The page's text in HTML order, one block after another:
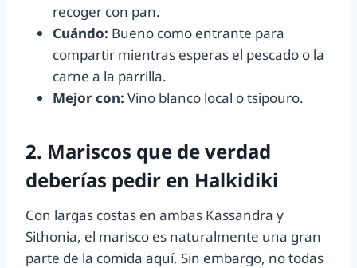
recoger con pan.
Cuándo: Bueno como entrante para
compartir mientras esperas el pescado o la
carne a la parrilla.
Mejor con: Vino blanco local o tsipouro.
2. Mariscos que de verdad
deberías pedir en Halkidiki
Con largas costas en ambas Kassandra y
Sithonia, el marisco es naturalmente una gran
parte de la comida aquí. Sin embargo, no todas